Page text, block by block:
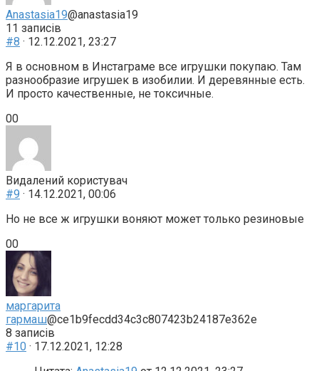
Anastasia19@anastasia19
11 записів
#8 · 12.12.2021, 23:27
Я в основном в Инстаграме все игрушки покупаю. Там
разнообразие игрушек в изобилии. И деревянные есть.
И просто качественные, не токсичные.
Голосуйте
палець
донизу.
0Голосуйте
палець
доверху.
0
Видалений користувач
#9 · 14.12.2021, 00:06
Но не все ж игрушки воняют может только резиновые
Голосуйте
палець
донизу.
0Голосуйте
палець
доверху.
0
маргарита
гармаш@ce1b9fecdd34c3c807423b24187e362e
8 записів
#10 · 17.12.2021, 12:28